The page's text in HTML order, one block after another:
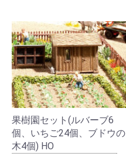
果樹園セット(ルバーブ6
個、いちご24個、ブドウの
木4個) HO